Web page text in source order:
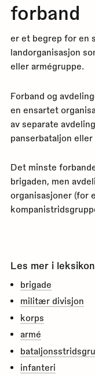
forband
er et begrep for en
landorganisasjon
eller armégruppe.
Forband og
en ensartet
av separate
panserbataljon
Det minste
brigaden, men
organisasjoner (for
Les mer i
brigade
militær divisjon
korps
armé
infanteri